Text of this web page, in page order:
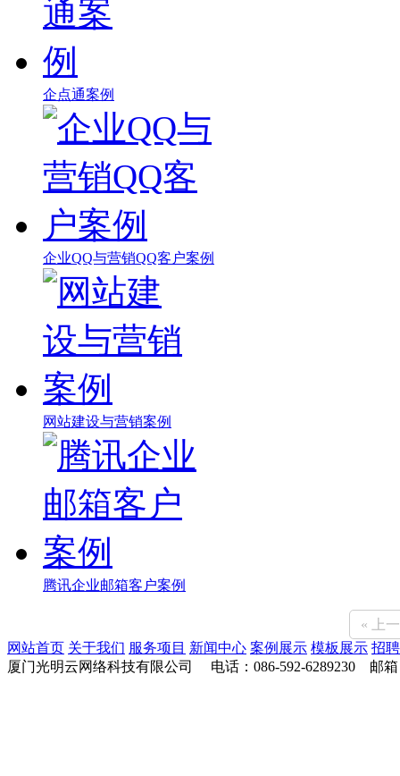
企点通案例
企业QQ与营销QQ客户案例
网站建设与营销案例
腾讯企业邮箱客户案例
« 上
网站首页 关于我们 服务项目 新闻中心 案例展示 模板展示 招
厦门光明云网络科技有限公司 电话：086-592-6289230 邮箱